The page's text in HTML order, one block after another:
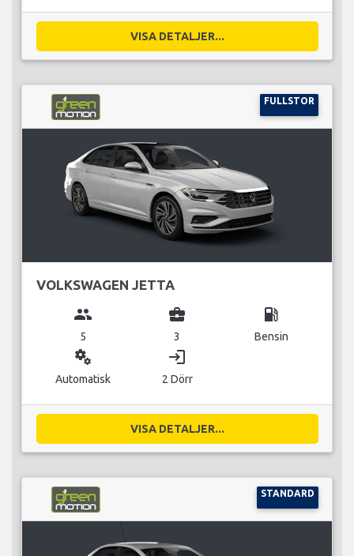
VISA DETALJER...
FULLSTOR
VOLKSWAGEN JETTA
group
5
business_center
3
local_gas_station
Bensin
miscellaneous_services
Automatisk
login
2 Dörr
VISA DETALJER...
STANDARD